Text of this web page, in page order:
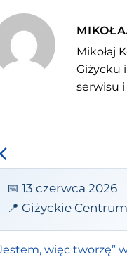
Mikołaj
Giżycku
serwisu
📅 13 czerwca 2026
📍 Giżyckie
więc tworzę”